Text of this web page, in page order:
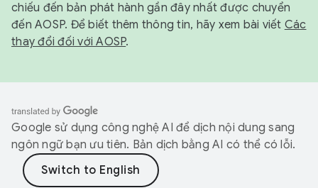
chiếu đến bản phát hành gần đây nhất được chuyển
đến AOSP. Để biết thêm thông tin, hãy xem bài viết Các
thay đổi đối với AOSP.
Google sử dụng công nghệ AI để dịch nội dung sang
ngôn ngữ bạn ưu tiên. Bản dịch bằng AI có thể có lỗi.